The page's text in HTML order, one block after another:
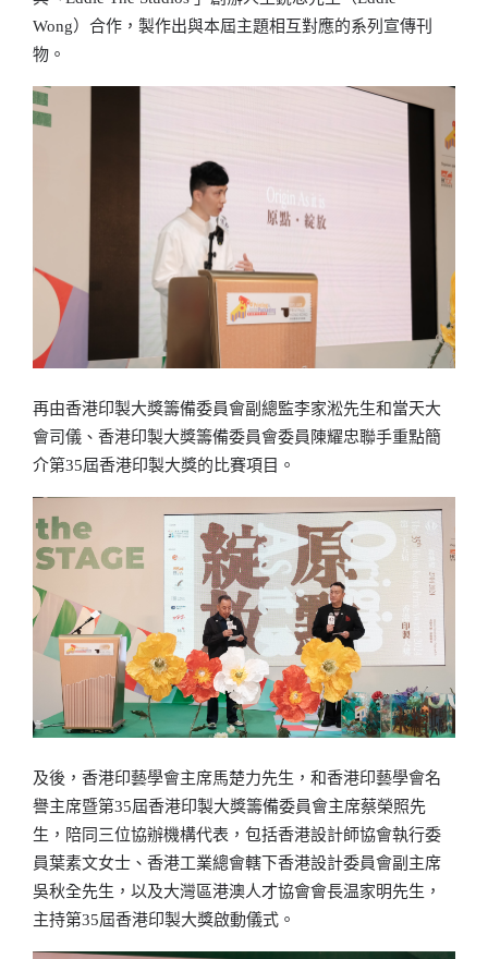
Wong）合作，製作出與本屆主題相互對應的系列宣傳刊
物。
再由香港印製大獎籌備委員會副總監李家淞先生和當天大
會司儀、香港印製大獎籌備委員會委員陳耀忠聯手重點簡
介第35屆香港印製大獎的比賽項目。
及後，香港印藝學會主席馬楚力先生，和香港印藝學會名
譽主席暨第35屆香港印製大獎籌備委員會主席蔡榮照先
生，陪同三位協辦機構代表，包括香港設計師協會執行委
員葉素文女士、香港工業總會轄下香港設計委員會副主席
吳秋全先生，以及大灣區港澳人才協會會長温家明先生，
主持第35屆香港印製大獎啟動儀式。